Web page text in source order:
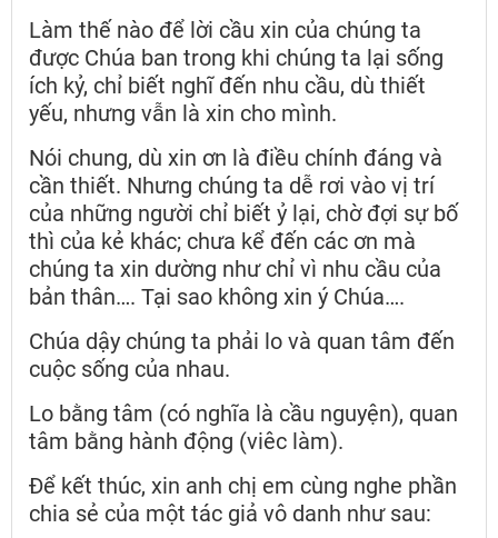
Làm thế nào để lời cầu xin của chúng ta
được Chúa ban trong khi chúng ta lại sống
ích kỷ, chỉ biết nghĩ đến nhu cầu, dù thiết
yếu, nhưng vẫn là xin cho mình.
Nói chung, dù xin ơn là điều chính đáng và
cần thiết. Nhưng chúng ta dễ rơi vào vị trí
của những người chỉ biết ỷ lại, chờ đợi sự bố
thì của kẻ khác; chưa kể đến các ơn mà
chúng ta xin dường như chỉ vì nhu cầu của
bản thân…. Tại sao không xin ý Chúa….
Chúa dậy chúng ta phải lo và quan tâm đến
cuộc sống của nhau.
Lo bằng tâm (có nghĩa là cầu nguyện), quan
tâm bằng hành động (viêc làm).
Để kết thúc, xin anh chị em cùng nghe phần
chia sẻ của một tác giả vô danh như sau: